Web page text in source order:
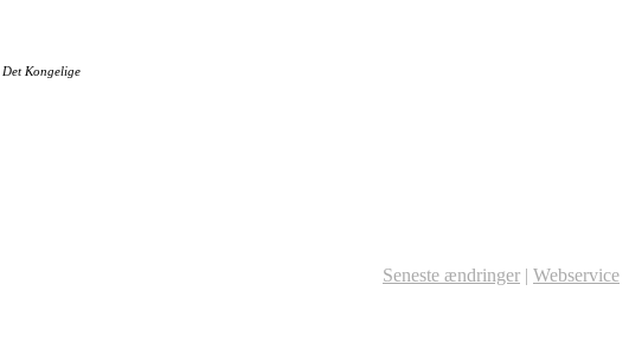
Det Kongelige
Seneste ændringer | Webservice